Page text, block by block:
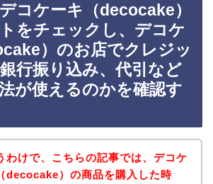
コケーキ（decocake）
をチェックし、デコケ
）のお店でクレジッ
行振り込み、代引など
が使えるのかを確認す
わけで、こちらの記事では、デコケ
decocake）の商品を購入した時